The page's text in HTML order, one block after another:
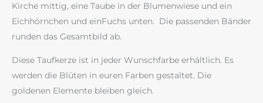
Kirche mittig, eine Taube in der Blumenwiese und ein
Eichhörnchen und einFuchs unten. Die passenden Bänder
runden das Gesamtbild ab.
Diese Taufkerze ist in jeder Wunschfarbe erhältlich. Es
werden die Blüten in euren Farben gestaltet. Die
goldenen Elemente bleiben gleich.